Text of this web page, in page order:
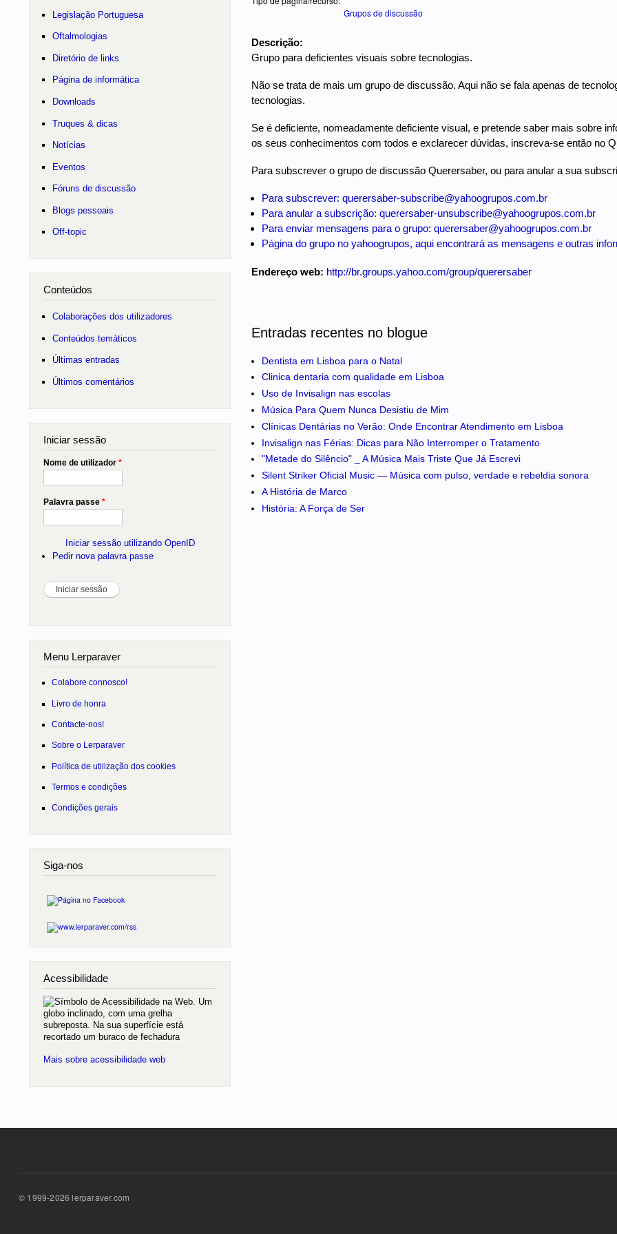
Grupos de discussão
Descrição:
Grupo para deficientes visuais sobre tecnologias.
Não se trata de mais um grupo de discussão. Aqui não se fala apenas de
tecnologias.
Se é deficiente, nomeadamente deficiente visual, e pretende saber mais sobre
os seus conhecimentos com todos e exclarecer dúvidas, inscreva-se então no
Para subscrever o grupo de discussão Querersaber, ou para anular a sua
Para subscrever: querersaber-subscribe@yahoogrupos.com.br
Para anular a subscrição: querersaber-unsubscribe@yahoogrupos.com.br
Para enviar mensagens para o grupo: querersaber@yahoogrupos.com.br
Página do grupo no yahoogrupos, aqui encontrará as mensagens e outras
Endereço web: http://br.groups.yahoo.com/group/querersaber
Entradas recentes no blogue
Dentista em Lisboa para o Natal
Clinica dentaria com qualidade em Lisboa
Uso de Invisalign nas escolas
Música Para Quem Nunca Desistiu de Mim
Clínicas Dentárias no Verão: Onde Encontrar Atendimento em Lisboa
Invisalign nas Férias: Dicas para Não Interromper o Tratamento
"Metade do Silêncio" _ A Música Mais Triste Que Já Escrevi
Silent Striker Oficial Music — Música com pulso, verdade e rebeldia sonora
A História de Marco
História: A Força de Ser
Legislação Portuguesa
Oftalmologias
Diretório de links
Página de informática
Downloads
Truques & dicas
Notícias
Eventos
Fóruns de discussão
Blogs pessoais
Off-topic
Conteúdos
Colaborações dos utilizadores
Conteúdos temáticos
Últimas entradas
Últimos comentários
Iniciar sessão
Nome de utilizador *
Palavra passe *
Iniciar sessão utilizando OpenID
Pedir nova palavra passe
Menu Lerparaver
Colabore connosco!
Livro de honra
Contacte-nos!
Sobre o Lerparaver
Política de utilização dos cookies
Termos e condições
Condições gerais
Siga-nos
Acessibilidade
Mais sobre acessibilidade web
© 1999-2026 lerparaver.com